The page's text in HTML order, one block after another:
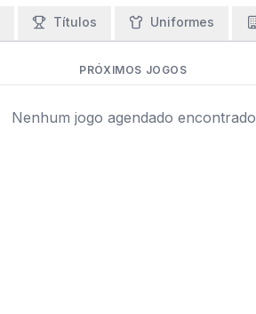
Títulos Uniformes
PRÓXIMOS JOGOS
Nenhum jogo agendado encontrado